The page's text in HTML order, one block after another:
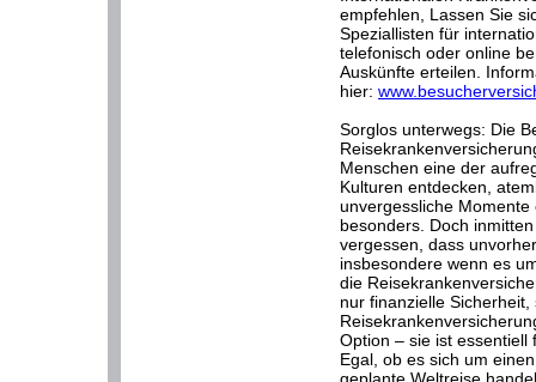
empfehlen, Lassen Sie
Speziallisten für
telefonisch oder online
Auskünfte erteilen.
hier:
Sorglos unterwegs: Die
Menschen eine der
Kulturen entdecken,
unvergessliche
besonders. Doch
vergessen, dass
insbesondere wenn es
die
nur finanzielle
Option – sie ist
Egal, ob es sich um